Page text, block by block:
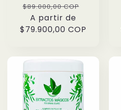
Precio
habitual
$89.000,00 COP
oferta
A partir de
$79.900,00 COP